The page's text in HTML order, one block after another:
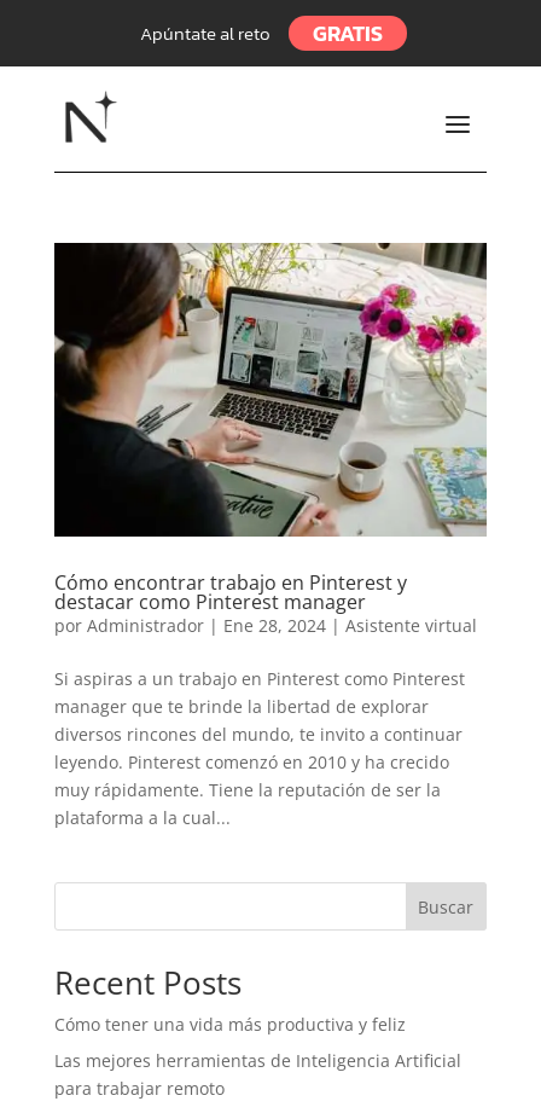
Apúntate al reto GRATIS
a
Cómo encontrar trabajo en Pinterest y
destacar como Pinterest manager
por Administrador| Ene 28, 2024| Asistente virtual
Si aspiras a un trabajo en Pinterest como Pinterest
manager que te brinde la libertad de explorar
diversos rincones del mundo, te invito a continuar
leyendo. Pinterest comenzó en 2010 y ha crecido
muy rápidamente. Tiene la reputación de ser la
plataforma a la cual...
Buscar
Recent Posts
Cómo tener una vida más productiva y feliz
Las mejores herramientas de Inteligencia Artificial
para trabajar remoto